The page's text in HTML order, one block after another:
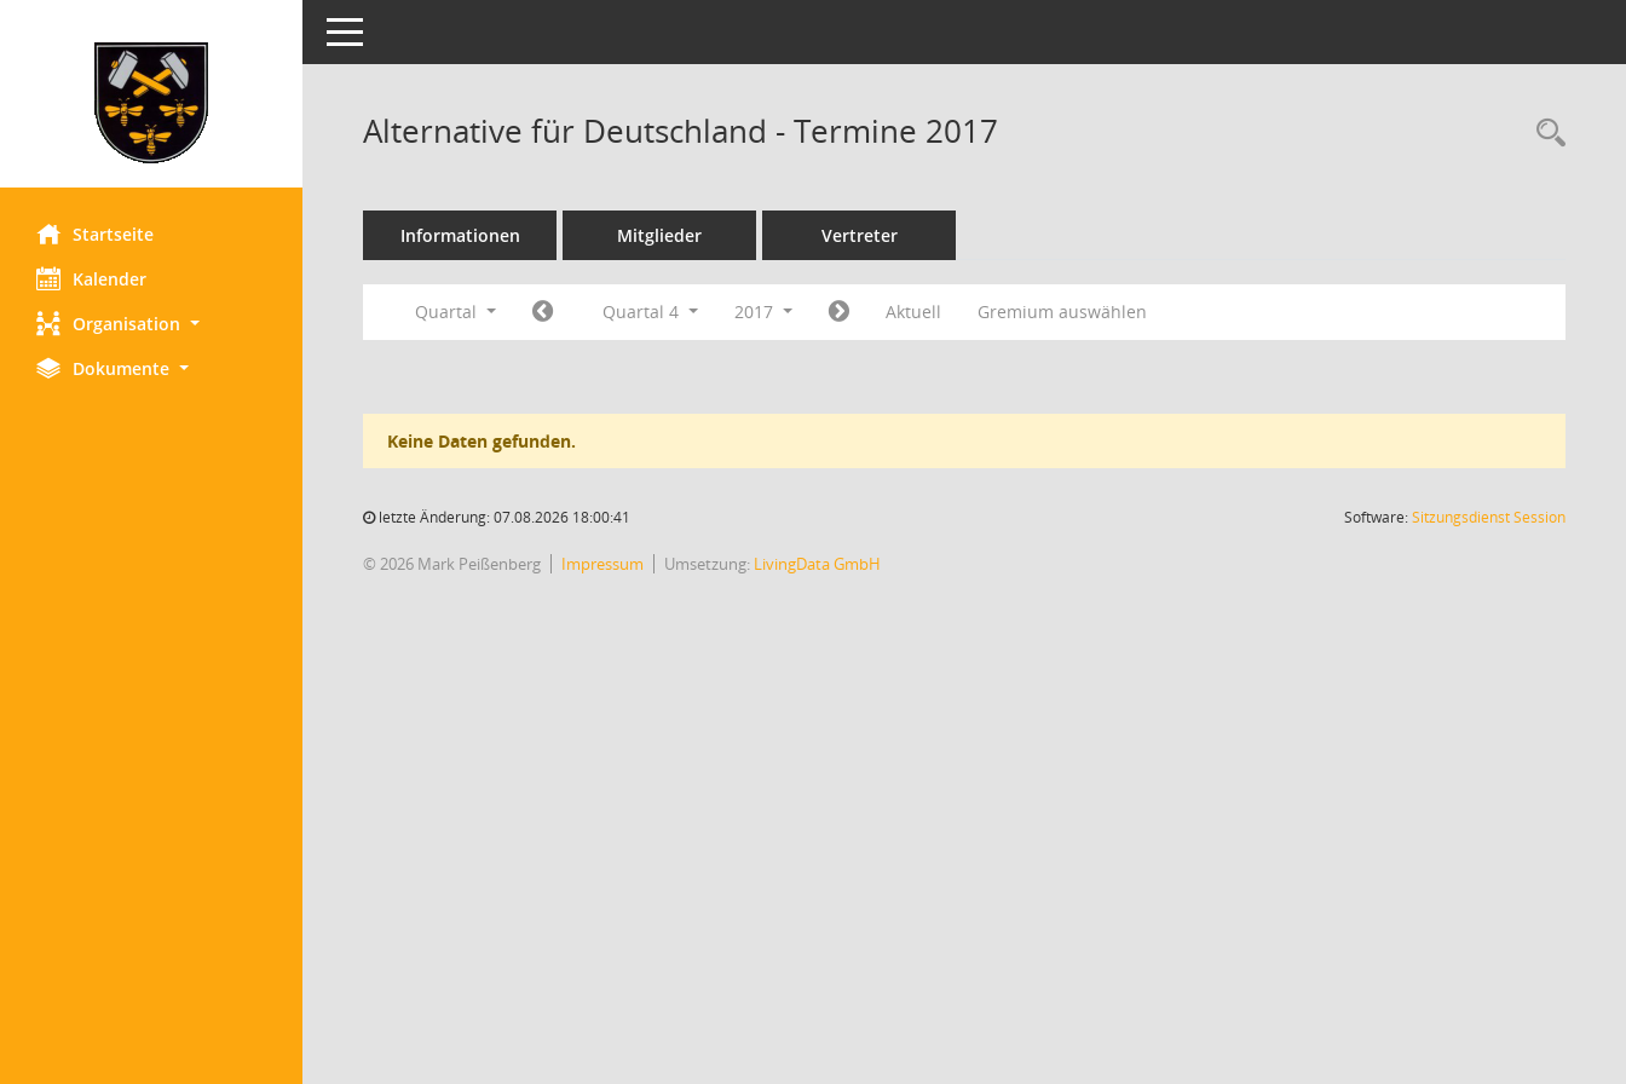
Startseite
Kalender
Organisation
Dokumente
Toggle navigation
Alternative für Deutschland - Termine 2017
Informationen Mitglieder Vertreter
Quartal Quartal 4 2017 Aktuell Gremium auswählen
Keine Daten gefunden.
letzte Änderung: 07.08.2026 18:00:41 Software:SitzungsdienstSession(Wird in
© 2026 Mark Peißenberg Impressum Umsetzung: LivingData GmbH